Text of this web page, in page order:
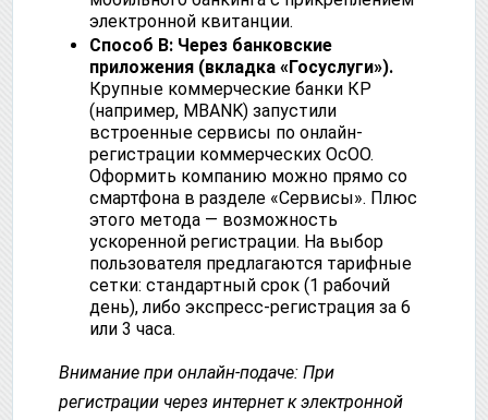
электронной квитанции.
Способ В: Через банковские
приложения (вкладка «Госуслуги»).
Крупные коммерческие банки КР
(например, MBANK) запустили
встроенные сервисы по онлайн-
регистрации коммерческих ОсОО.
Оформить компанию можно прямо со
смартфона в разделе «Сервисы». Плюс
этого метода — возможность
ускоренной регистрации. На выбор
пользователя предлагаются тарифные
сетки: стандартный срок (1 рабочий
день), либо экспресс-регистрация за 6
или 3 часа.
Внимание при онлайн-подаче: При
регистрации через интернет к электронной